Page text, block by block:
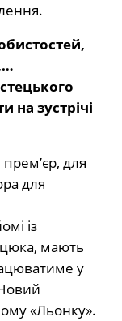
на зустрічі
для
для
із
мають
у
«Льонку».